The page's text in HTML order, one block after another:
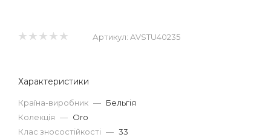
Артикул: AVSTU40235
Характеристики
Країна-виробник — Бельгія
Колекція — Oro
Клас зносостійкості — 33